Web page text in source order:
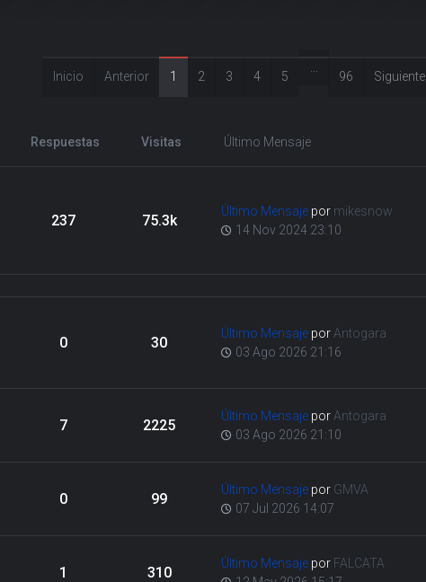
Inicio Anterior 1 2 3 4 5 96 Siguiente
Respuestas Visitas Último Mensaje
237 75.3k
Último Mensaje por mikesnow
14 Nov 2024 23:10
0 30
Último Mensaje por Antogara
03 Ago 2026 21:16
7 2225
Último Mensaje por Antogara
03 Ago 2026 21:10
0 99
Último Mensaje por GMVA
07 Jul 2026 14:07
1 310
Último Mensaje por FALCATA